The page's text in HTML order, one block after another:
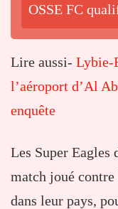
OSSE FC
Lire aussi- Lybie-
l’aéroport d’Al
enquête
Les Super Eagles
match joué
dans leur pays,